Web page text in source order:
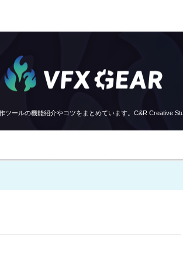
ールの機能紹介やコツをまとめています。C&R Creative